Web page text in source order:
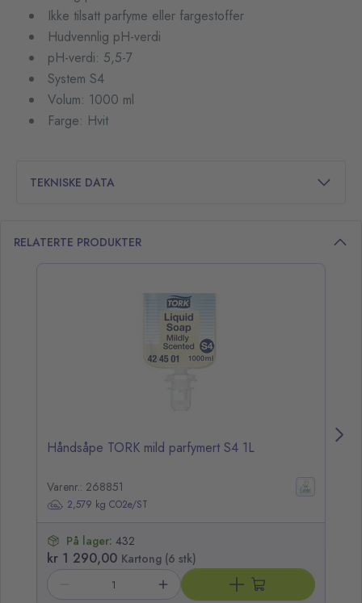
Ikke tilsatt parfyme eller fargestoffer
Hudvennlig pH-verdi
pH-verdi: 5,5-7
System S4
Volum: 1000 ml
Farge: Hvit
TEKNISKE DATA
RELATERTE PRODUKTER
Håndsåpe TORK mild parfymert S4 1L
Varenr.: 268851
2,579 kg CO2e/ST
På lager: 432
kr 1 290,00 Kartong (6 stk)